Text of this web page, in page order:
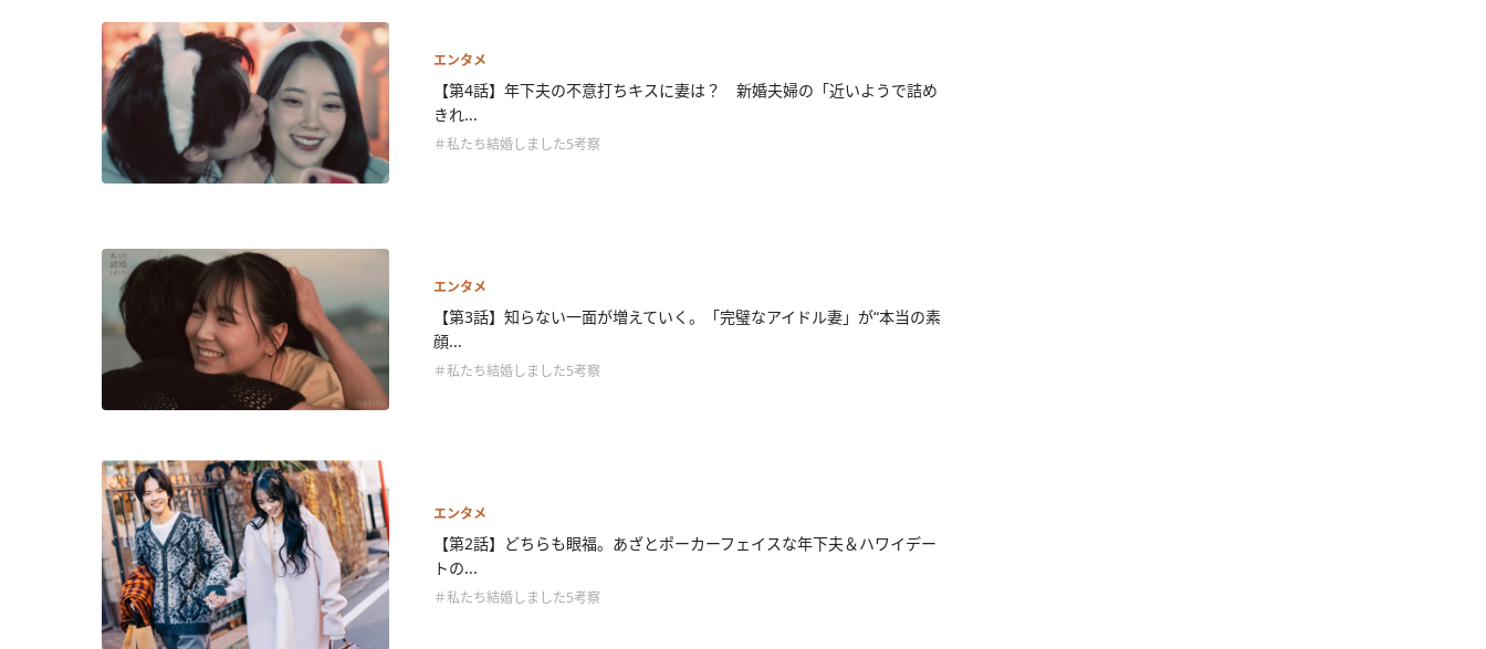
エンタメ
【第4話】年下夫の不意打ちキスに妻は？ 新婚夫婦の「近いようで詰め
きれ...
＃私たち結婚しました5考察
エンタメ
【第3話】知らない一面が増えていく。「完璧なアイドル妻」が“本当の素
顔...
＃私たち結婚しました5考察
エンタメ
【第2話】どちらも眼福。あざとポーカーフェイスな年下夫＆ハワイデー
トの...
＃私たち結婚しました5考察